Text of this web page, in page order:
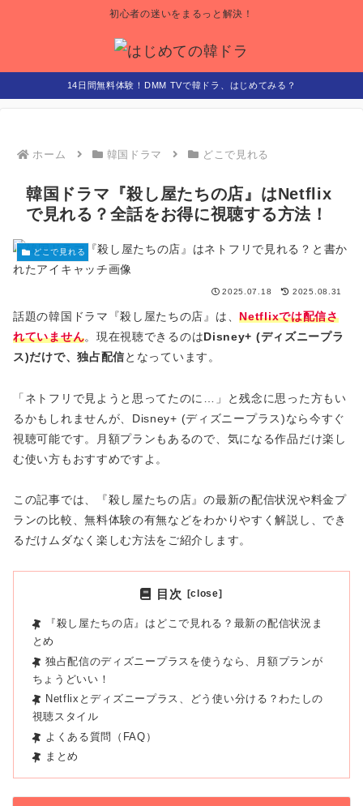
初心者の迷いをまるっと解決！
14日間無料体験！DMM TVで韓ドラ、はじめてみる？
ホーム 韓国ドラマ どこで見れる
韓国ドラマ『殺し屋たちの店』はNetflix
で見れる？全話をお得に視聴する方法！
どこで見れる
2025.07.18 2025.08.31
話題の韓国ドラマ『殺し屋たちの店』は、Netflixでは配信さ
れていません。現在視聴できるのはDisney+ (ディズニープラ
ス)だけで、独占配信となっています。
「ネトフリで見ようと思ってたのに…」と残念に思った方もい
るかもしれませんが、Disney+ (ディズニープラス)なら今すぐ
視聴可能です。月額プランもあるので、気になる作品だけ楽し
む使い方もおすすめですよ。
この記事では、『殺し屋たちの店』の最新の配信状況や料金プ
ランの比較、無料体験の有無などをわかりやすく解説し、でき
るだけムダなく楽しむ方法をご紹介します。
目次
『殺し屋たちの店』はどこで見れる？最新の配信状況ま
とめ
独占配信のディズニープラスを使うなら、月額プランが
ちょうどいい！
Netflixとディズニープラス、どう使い分ける？わたしの
視聴スタイル
よくある質問（FAQ）
まとめ